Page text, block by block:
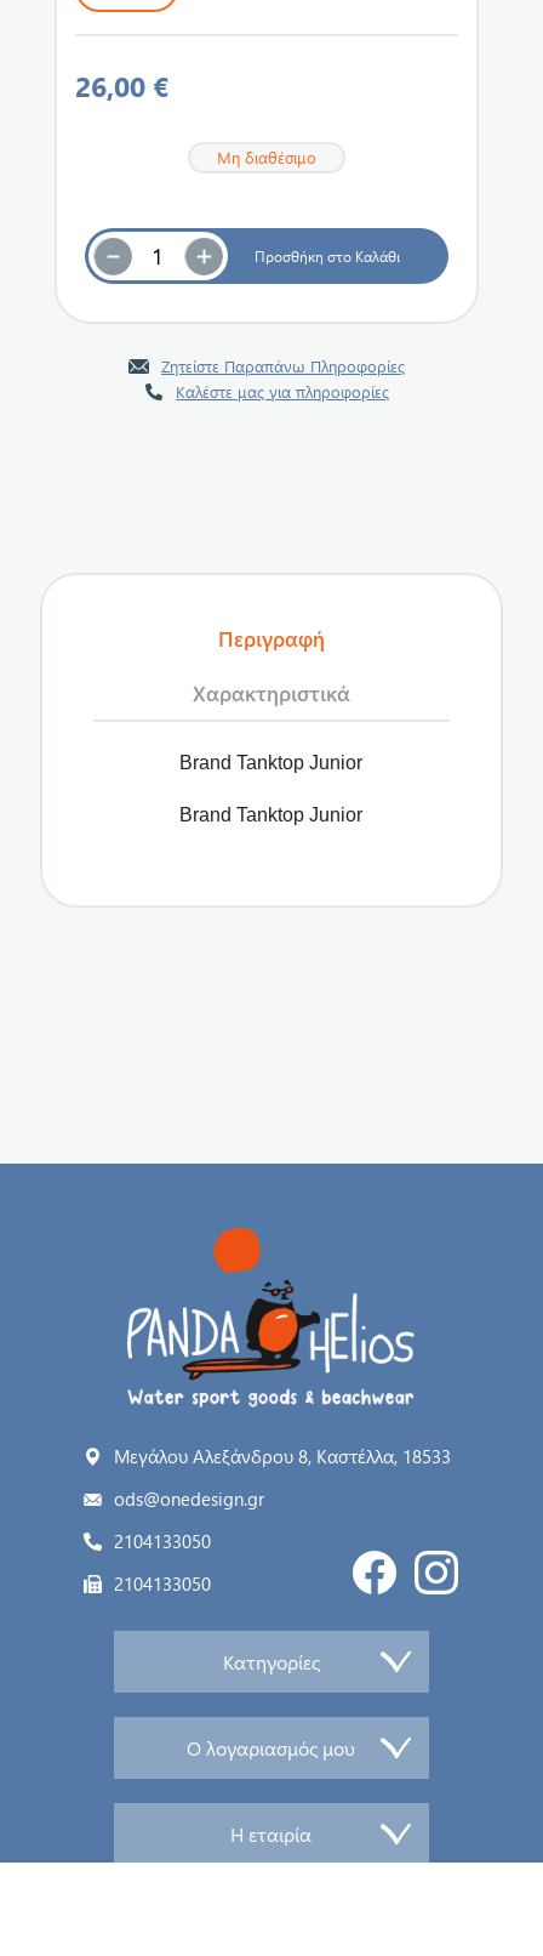
26,00 €
Μη διαθέσιμο
Ζητείστε Παραπάνω Πληροφορίες
Καλέστε μας για πληροφορίες
Περιγραφή
Χαρακτηριστικά
Brand Tanktop Junior
Brand Tanktop Junior
Μεγάλου Αλεξάνδρου 8, Καστέλλα, 18533
ods@onedesign.gr
2104133050
2104133050
Κατηγορίες
Ο λογαριασμός μου
Η εταιρία